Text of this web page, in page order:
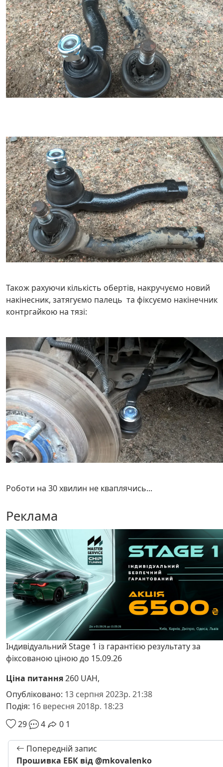
Також рахуючи кількість обертів, накручуємо новий
накінесник, затягуємо палець та фіксуємо накінечник
контргайкою на тязі:
Роботи на 30 хвилин не кваплячись...
Реклама
Індивідуальний Stage 1 із гарантією результату за
фіксованою ціною до 15.09.26
Ціна питання260 UAH,
Опубліковано: 13 серпня 2023р. 21:38
Подія: 16 вересня 2018р. 18:23
29
4 0 1
Попередній запис
Прошивка ЕБК від @mkovalenko